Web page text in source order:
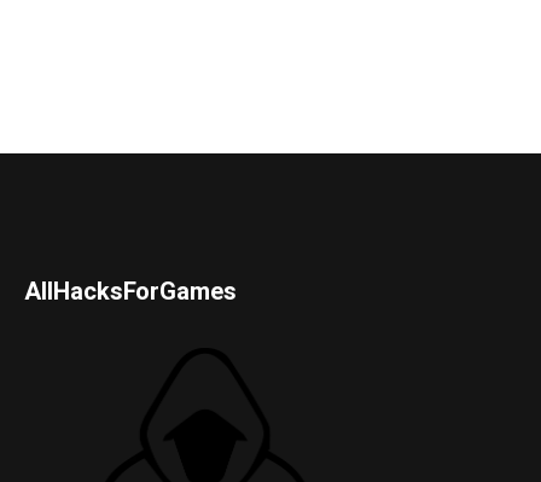
AllHacksForGames